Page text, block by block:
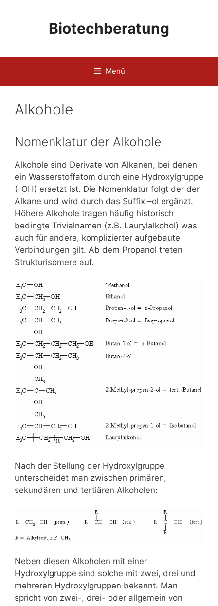
Biotechberatung
Menü
Alkohole
Nomenklatur der Alkohole
Alkohole sind Derivate von Alkanen, bei denen
ein Wasserstoffatom durch eine Hydroxylgruppe
(-OH) ersetzt ist. Die Nomenklatur folgt der der
Alkane und wird durch das Suffix –ol ergänzt.
Höhere Alkohole tragen häufig historisch
bedingte Trivialnamen (z.B. Laurylalkohol) was
auch für andere, komplizierter aufgebaute
Verbindungen gilt. Ab dem Propanol treten
Strukturisomere auf.
Nach der Stellung der Hydroxylgruppe
unterscheidet man zwischen primären,
sekundären und tertiären Alkoholen:
Neben diesen Alkoholen mit einer
Hydroxylgruppe sind solche mit zwei, drei und
mehreren Hydroxylgruppen bekannt. Man
spricht von zwei-, drei- oder allgemein von